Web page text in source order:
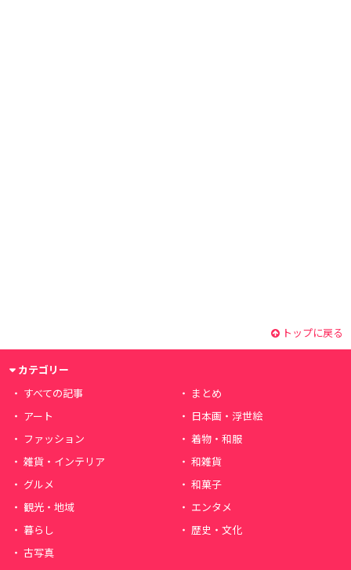
トップに戻る
カテゴリー
すべての記事
まとめ
アート
日本画・浮世絵
ファッション
着物・和服
雑貨・インテリア
和雑貨
グルメ
和菓子
観光・地域
エンタメ
暮らし
歴史・文化
古写真